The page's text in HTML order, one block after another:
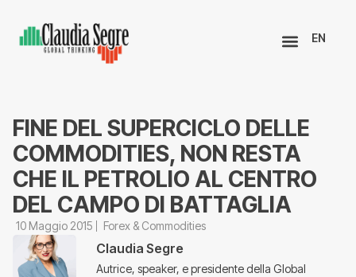
EN
FINE DEL SUPERCICLO DELLE
COMMODITIES, NON RESTA
CHE IL PETROLIO AL CENTRO
DEL CAMPO DI BATTAGLIA
10 Maggio 2015 Forex & Commodities
Claudia Segre
Autrice, speaker, e presidente della Global